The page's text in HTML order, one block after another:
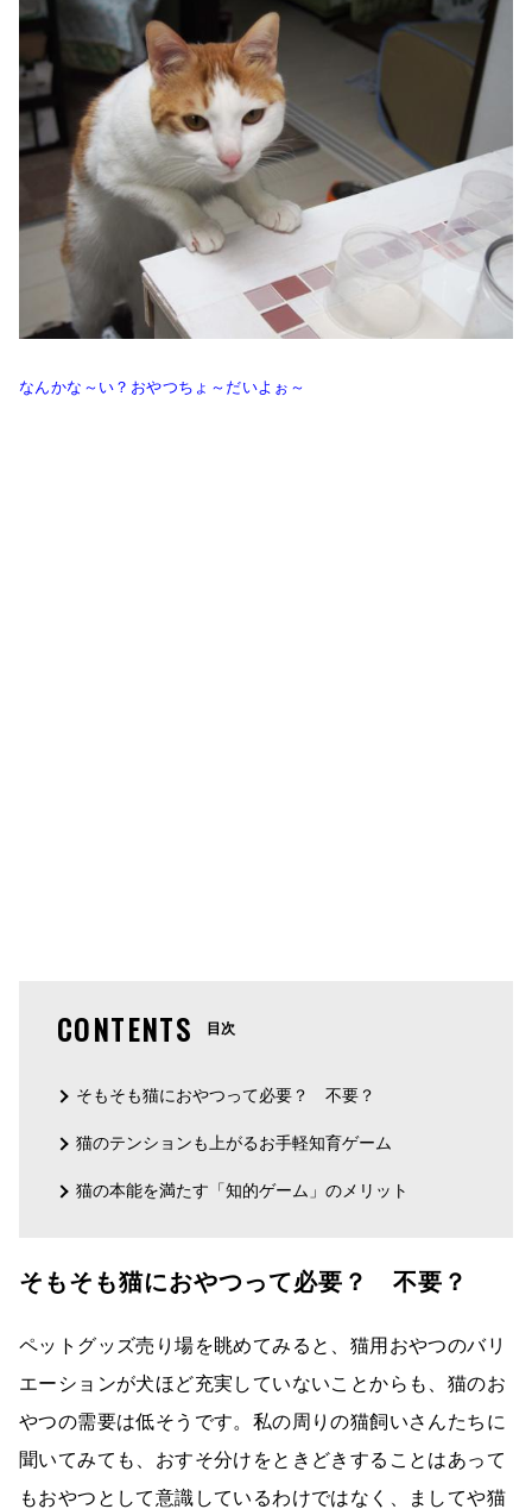
なんかな～い？おやつちょ～だいよぉ～
CONTENTS 目次
そもそも猫におやつって必要？ 不要？
猫のテンションも上がるお手軽知育ゲーム
猫の本能を満たす「知的ゲーム」のメリット
そもそも猫におやつって必要？ 不要？
ペットグッズ売り場を眺めてみると、猫用おやつのバリ
エーションが犬ほど充実していないことからも、猫のお
やつの需要は低そうです。私の周りの猫飼いさんたちに
聞いてみても、おすそ分けをときどきすることはあって
もおやつとして意識しているわけではなく、ましてや猫